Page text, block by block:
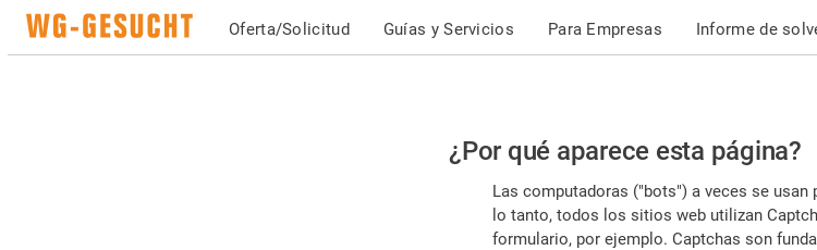
Oferta/Solicitud Guías y Servicios Para Empresas Informe de
Por
favor,
confirme
¿Por qué aparece esta página?
Las computadoras ("bots") a veces se
lo tanto, todos los sitios web utilizan
formulario, por ejemplo. Captchas son